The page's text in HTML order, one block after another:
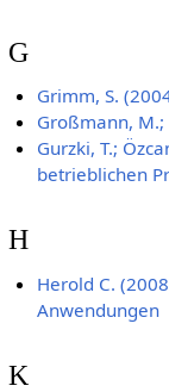
G
Grimm, S.
Großmann,
Gurzki, T.;
betrieblichen
H
Herold C.
Anwendungen
K